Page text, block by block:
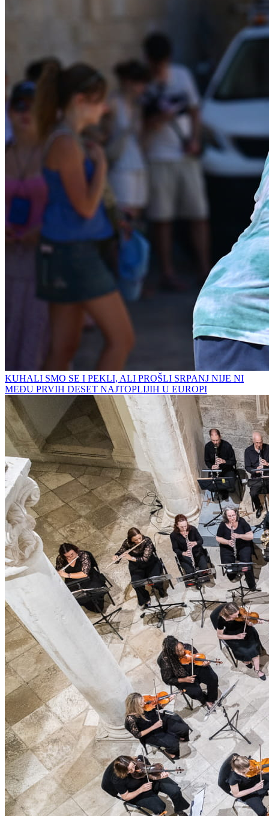
KUHALI SMO SE I PEKLI, ALI PROŠLI SRPANJ NIJE NI
MEĐU PRVIH DESET NAJTOPLIJIH U EUROPI